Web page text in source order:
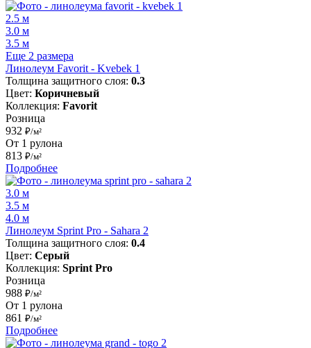
2.5 м
3.0 м
3.5 м
Еще 2 размера
Линолеум Favorit - Kvebek 1
Толщина защитного слоя: 0.3
Цвет: Коричневый
Коллекция: Favorit
Розница
932 ₽/м²
От 1 рулона
813 ₽/м²
Подробнее
3.0 м
3.5 м
4.0 м
Линолеум Sprint Pro - Sahara 2
Толщина защитного слоя: 0.4
Цвет: Серый
Коллекция: Sprint Pro
Розница
988 ₽/м²
От 1 рулона
861 ₽/м²
Подробнее